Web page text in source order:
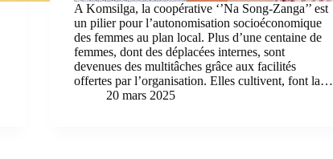
A Komsilga, la coopérative ‘’Na Song-Zanga’’ est
un pilier pour l’autonomisation socioéconomique
des femmes au plan local. Plus d’une centaine de
femmes, dont des déplacées internes, sont
devenues des multitâches grâce aux facilités
offertes par l’organisation. Elles cultivent, font la…
20 mars 2025